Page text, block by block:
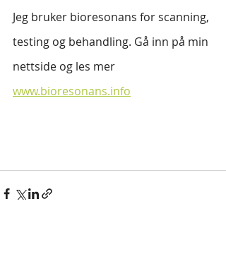
Jeg bruker bioresonans for scanning,
testing og behandling. Gå inn på min
nettside og les mer
www.bioresonans.info